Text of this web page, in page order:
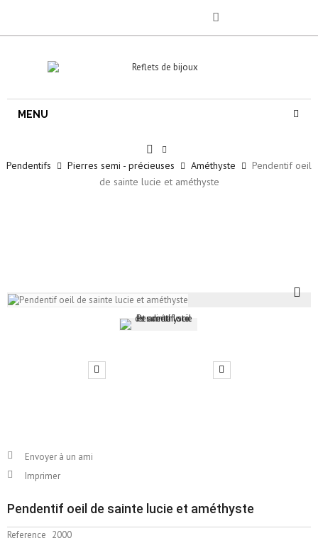
MENU
Pendentifs Pierres semi - précieuses Améthyste
Pendentif oeil
de sainte lucie et améthyste
Envoyer à un ami
Imprimer
Pendentif oeil de sainte lucie et améthyste
Reference 2000